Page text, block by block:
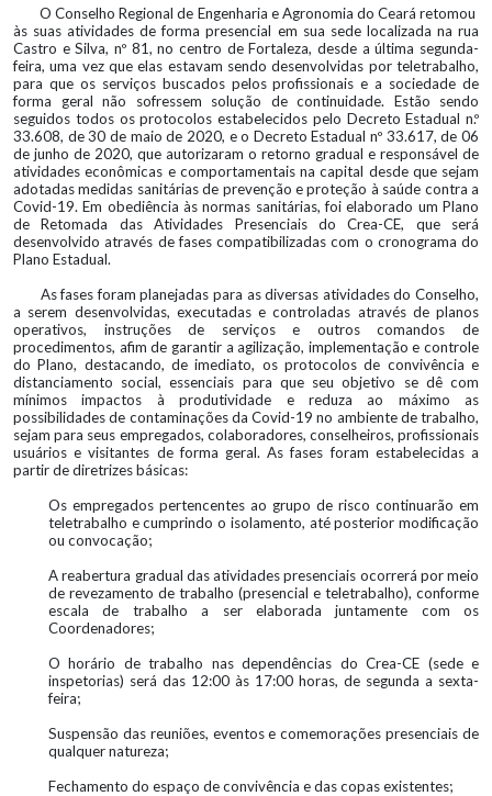
O Conselho Regional de Engenharia e Agronomia do Ceará retomou
às suas atividades de forma presencial em sua sede localizada na rua
Castro e Silva, nº 81, no centro de Fortaleza, desde a última segunda-
feira, uma vez que elas estavam sendo desenvolvidas por teletrabalho,
para que os serviços buscados pelos profissionais e a sociedade de
forma geral não sofressem solução de continuidade. Estão sendo
seguidos todos os protocolos estabelecidos pelo Decreto Estadual n.º
33.608, de 30 de maio de 2020, e o Decreto Estadual nº 33.617, de 06
de junho de 2020, que autorizaram o retorno gradual e responsável de
atividades econômicas e comportamentais na capital desde que sejam
adotadas medidas sanitárias de prevenção e proteção à saúde contra a
Covid-19. Em obediência às normas sanitárias, foi elaborado um Plano
de Retomada das Atividades Presenciais do Crea-CE, que será
desenvolvido através de fases compatibilizadas com o cronograma do
Plano Estadual.
As fases foram planejadas para as diversas atividades do Conselho,
a serem desenvolvidas, executadas e controladas através de planos
operativos, instruções de serviços e outros comandos de
procedimentos, afim de garantir a agilização, implementação e controle
do Plano, destacando, de imediato, os protocolos de convivência e
distanciamento social, essenciais para que seu objetivo se dê com
mínimos impactos à produtividade e reduza ao máximo as
possibilidades de contaminações da Covid-19 no ambiente de trabalho,
sejam para seus empregados, colaboradores, conselheiros, profissionais
usuários e visitantes de forma geral. As fases foram estabelecidas a
partir de diretrizes básicas:
Os empregados pertencentes ao grupo de risco continuarão em
teletrabalho e cumprindo o isolamento, até posterior modificação
ou convocação;
A reabertura gradual das atividades presenciais ocorrerá por meio
de revezamento de trabalho (presencial e teletrabalho), conforme
escala de trabalho a ser elaborada juntamente com os
Coordenadores;
O horário de trabalho nas dependências do Crea-CE (sede e
inspetorias) será das 12:00 às 17:00 horas, de segunda a sexta-
feira;
Suspensão das reuniões, eventos e comemorações presenciais de
qualquer natureza;
Fechamento do espaço de convivência e das copas existentes;